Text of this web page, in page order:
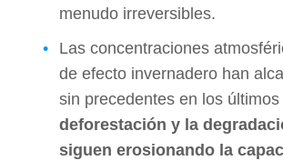
menudo irreversibles.
Las concentraciones
de efecto invernadero han
sin precedentes en los
deforestación y la
siguen erosionando la